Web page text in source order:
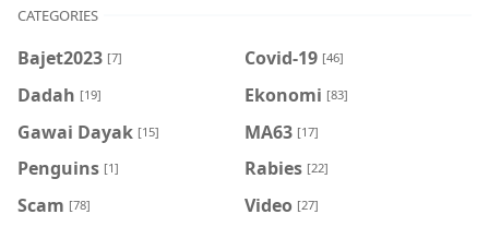
CATEGORIES
Bajet2023 [7] Covid-19 [46]
Dadah [19] Ekonomi [83]
Gawai Dayak [15] MA63 [17]
Penguins [1] Rabies [22]
Scam [78] Video [27]